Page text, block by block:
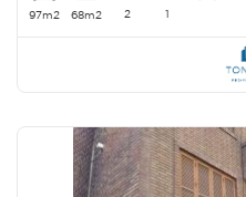
97m2 68m2 2 1